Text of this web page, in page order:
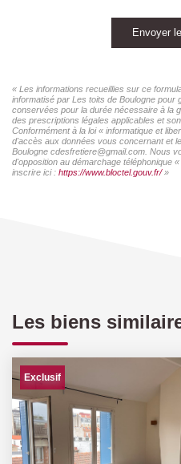
Envoyer
« Les informations recueillies sur ce
informatisé par Les toits de Boulogne
conservées pour la durée nécessaire à la
des prescriptions légales applicables et
Conformément à la loi « informatique et
d'accès aux données vous concernant et
Boulogne cdesfretiere@gmail.com. Nous
d'opposition au démarchage téléphonique
inscrire ici : https://www.bloctel.gouv.fr/»
Les biens
Exclusif